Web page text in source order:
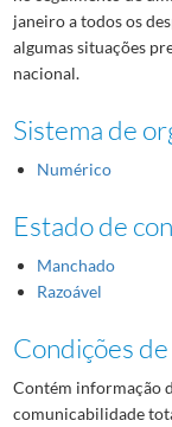
janeiro a todos os
algumas situações
nacional.
Sistema de
Numérico
Estado de
Manchado
Razoável
Condições
Contém informação
comunicabilidade